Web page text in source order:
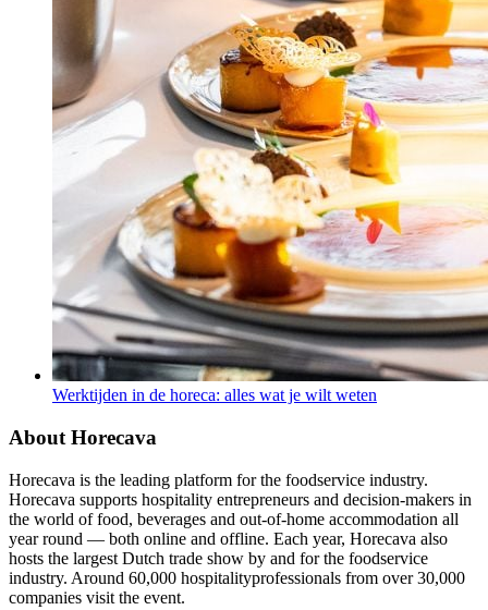
Werktijden in de horeca: alles wat je wilt weten
About Horecava
Horecava is the leading platform for the foodservice industry.
Horecava supports hospitality entrepreneurs and decision-makers in
the world of food, beverages and out-of-home accommodation all
year round — both online and offline. Each year, Horecava also
hosts the largest Dutch trade show by and for the foodservice
industry. Around 60,000 hospitalityprofessionals from over 30,000
companies visit the event.